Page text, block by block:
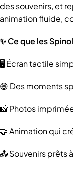
des souvenirs, et
animation fluide,
✨ Ce que les
🖥️ Écran tactile
😄 Des moments
📸 Photos
🤝 Animation qui
📤 Souvenirs prêts